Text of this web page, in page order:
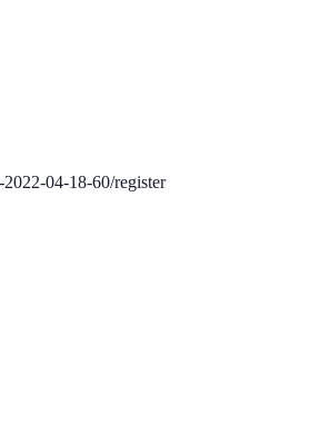
04-18-60/register